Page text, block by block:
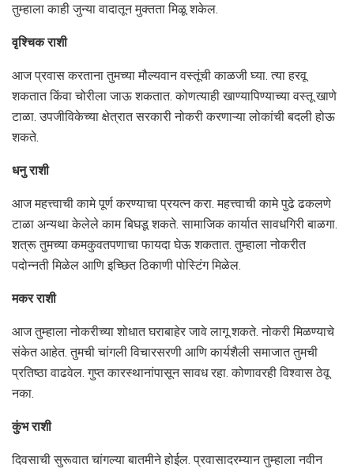
तुम्हाला काही जुन्या वादातून मुक्तता मिळू शकेल.
वृश्चिक राशी
आज प्रवास करताना तुमच्या मौल्यवान वस्तूंची काळजी घ्या. त्या हरवू
शकतात किंवा चोरीला जाऊ शकतात. कोणत्याही खाण्यापिण्याच्या वस्तू खाणे
टाळा. उपजीविकेच्या क्षेत्रात सरकारी नोकरी करणाऱ्या लोकांची बदली होऊ
शकते.
धनु राशी
आज महत्त्वाची कामे पूर्ण करण्याचा प्रयत्न करा. महत्त्वाची कामे पुढे ढकलणे
टाळा अन्यथा केलेले काम बिघडू शकते. सामाजिक कार्यात सावधगिरी बाळगा.
शत्रू तुमच्या कमकुवतपणाचा फायदा घेऊ शकतात. तुम्हाला नोकरीत
पदोन्नती मिळेल आणि इच्छित ठिकाणी पोस्टिंग मिळेल.
मकर राशी
आज तुम्हाला नोकरीच्या शोधात घराबाहेर जावे लागू शकते. नोकरी मिळण्याचे
संकेत आहेत. तुमची चांगली विचारसरणी आणि कार्यशैली समाजात तुमची
प्रतिष्ठा वाढवेल. गुप्त कारस्थानांपासून सावध रहा. कोणावरही विश्वास ठेवू
नका.
कुंभ राशी
दिवसाची सुरूवात चांगल्या बातमीने होईल. प्रवासादरम्यान तुम्हाला नवीन